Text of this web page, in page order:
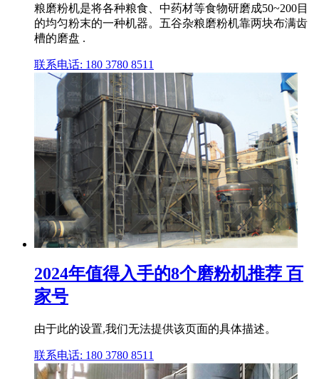
粮磨粉机是将各种粮食、中药材等食物研磨成50~200目
的均匀粉末的一种机器。五谷杂粮磨粉机靠两块布满齿
槽的磨盘 .
联系电话: 180 3780 8511
2024年值得入手的8个磨粉机推荐 百
家号
由于此的设置,我们无法提供该页面的具体描述。
联系电话: 180 3780 8511